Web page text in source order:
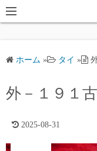
コ
ン
ス
プ
ホーム » タイ »
外－１９１
2025-08-31